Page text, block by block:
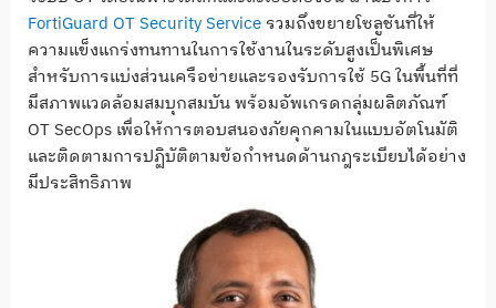
FortiGuard OT Security Service รวมถึงขยายโซลูชันที่ให้
ความแข็งแกร่งทนทานในการใช้งานในระดับสูงเป็นพิเศษ
สำหรับการแบ่งส่วนเครือข่ายและรองรับการใช้ 5G ในพื้นที่ที่
มีสภาพแวดล้อมสมบุกสมบัน พร้อมอัพเกรดกลุ่มผลิตภัณฑ์
OT SecOps เพื่อให้การตอบสนองภัยคุกคามในแบบอัตโนมัติ
และติดตามการปฏิบัติตามข้อกำหนดด้านกฎระเบียบได้อย่าง
มีประสิทธิภาพ